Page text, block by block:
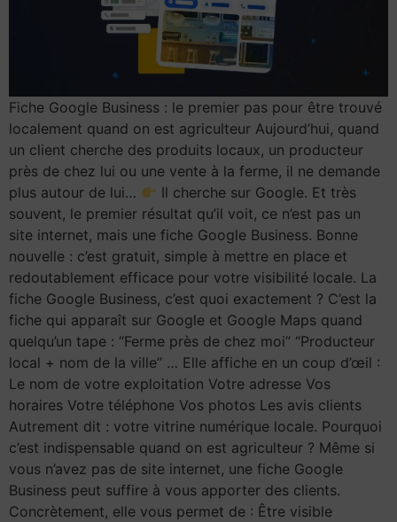
Fiche Google Business : le premier pas pour être trouvé
localement quand on est agriculteur Aujourd’hui, quand
un client cherche des produits locaux, un producteur
près de chez lui ou une vente à la ferme, il ne demande
plus autour de lui…
Il cherche sur Google. Et très
souvent, le premier résultat qu’il voit, ce n’est pas un
site internet, mais une fiche Google Business. Bonne
nouvelle : c’est gratuit, simple à mettre en place et
redoutablement efficace pour votre visibilité locale. La
fiche Google Business, c’est quoi exactement ? C’est la
fiche qui apparaît sur Google et Google Maps quand
quelqu’un tape : “Ferme près de chez moi” “Producteur
local + nom de la ville” … Elle affiche en un coup d’œil :
Le nom de votre exploitation Votre adresse Vos
horaires Votre téléphone Vos photos Les avis clients
Autrement dit : votre vitrine numérique locale. Pourquoi
c’est indispensable quand on est agriculteur ? Même si
vous n’avez pas de site internet, une fiche Google
Business peut suffire à vous apporter des clients.
Concrètement, elle vous permet de : Être visible